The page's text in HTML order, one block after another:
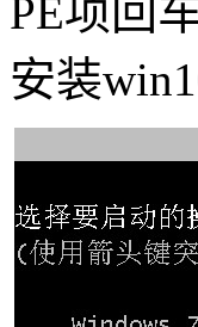
PE项回
安装